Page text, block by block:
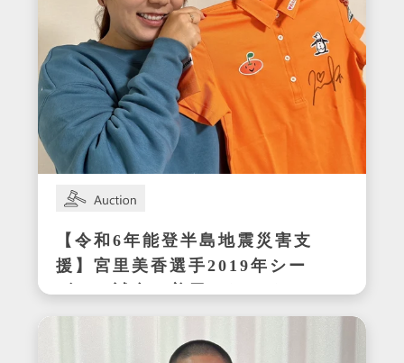
【令和6年能登半島地震災害支
援】宮里美香選手2019年シー
ズンの試合で着用したサイン
入りウェア